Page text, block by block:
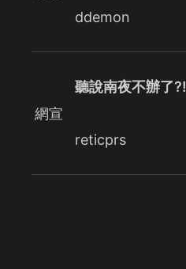
ddemon
網宣
聽說南夜不辦了?!
reticprs